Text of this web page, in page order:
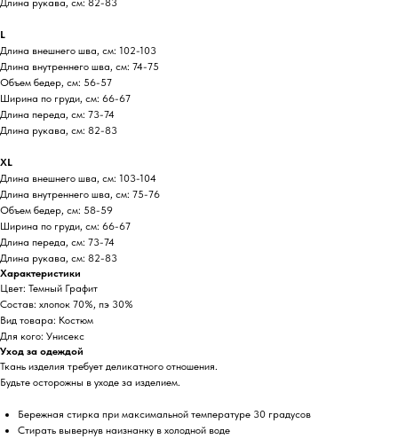
Длина рукава, см: 82-83
L
Длина внешнего шва, см: 102-103
Длина внутреннего шва, см: 74-75
Объем бедер, см: 56-57
Ширина по груди, см: 66-67
Длина переда, см: 73-74
Длина рукава, см: 82-83
XL
Длина внешнего шва, см: 103-104
Длина внутреннего шва, см: 75-76
Объем бедер, см: 58-59
Ширина по груди, см: 66-67
Длина переда, см: 73-74
Длина рукава, см: 82-83
Характеристики
Цвет: Темный Графит
Состав: хлопок 70%, пэ 30%
Вид товара: Костюм
Для кого: Унисекс
Уход за одеждой
Ткань изделия требует деликатного отношения.
Будьте осторожны в уходе за изделием.
Бережная стирка при максимальной температуре 30 градусов
Стирать вывернув наизнанку в холодной воде